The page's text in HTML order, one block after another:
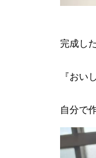
完成し
『おい
自分で